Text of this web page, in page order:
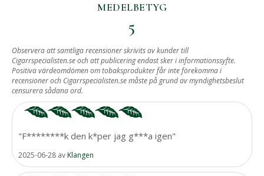
MEDELBETYG
5
BASERAT PÅ
4
Observera att samtliga recensioner skrivits av kunder till
Cigarrspecialisten.se och att publicering endast sker i informationssyfte.
Positiva värdeomdömen om tobaksprodukter får inte förekomma i
recensioner och Cigarrspecialisten.se måste på grund av myndighetsbeslut
censurera sådana ord.
"F********k den k*per jag g***a igen"
2025-06-28 avKlangen